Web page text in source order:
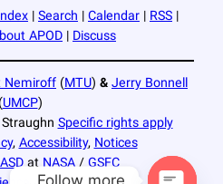
و
|Search |Calendar |RSS |
APOD |Discuss
Nemiroff (MTU) &Jerry Bonnell
(UMCP)
Specific rights apply
,Accessibility,Notices
ASDat NASA/GSFC
Follow more...